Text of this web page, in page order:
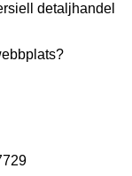
detaljhandel